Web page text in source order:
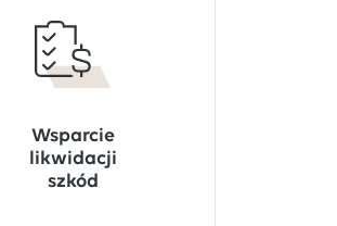
Wsparcie
likwidacji
szkód